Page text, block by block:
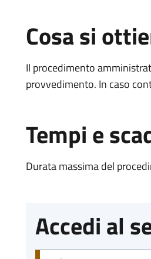
Cosa si
Il procedimento
provvedimento. In caso
Tempi e
Durata massima del
Accedi al